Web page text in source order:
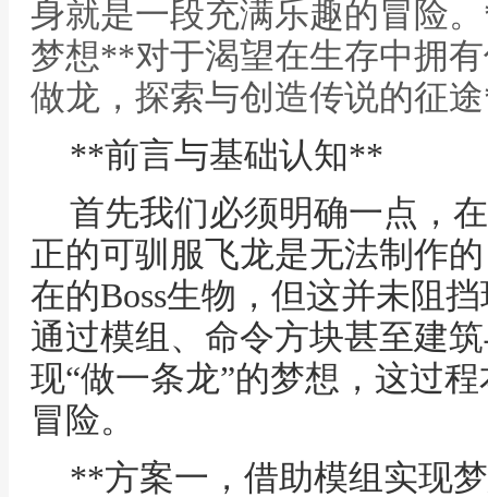
身就是一段充满乐趣的冒险
梦想**对于渴望在生存中拥
做龙，探索与创造传说的征
**前言与基础认知**
首先我们必须明确一点，
正的可驯服飞龙是无法制作
在的Boss生物，但这并未阻
通过模组、命令方块甚至建
现“做一条龙”的梦想，这过
冒险。
**方案一，借助模组实现